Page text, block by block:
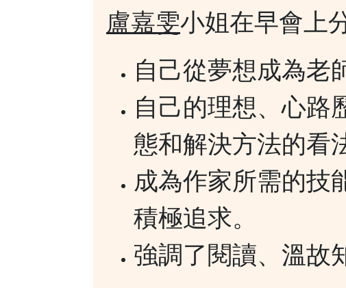
盧嘉雯小姐在早會上
自己從夢想成為老
自己的理想、心路
態和解決方法的看
成為作家所需的技
積極追求。
強調了閱讀、溫故